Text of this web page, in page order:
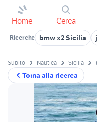
Home Cerca
Ricerche bmw x2 Sicilia
Torna alla ricerca
Subito Nautica Sicilia